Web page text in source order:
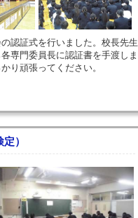
認証式を行いました。校長先生
専門委員長に認証書を手渡しま
り頑張ってください。
）